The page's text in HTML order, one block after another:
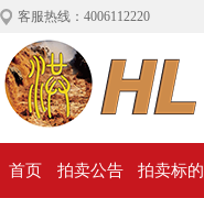
客服热线：4006112220
首页 拍卖公告 拍卖标的